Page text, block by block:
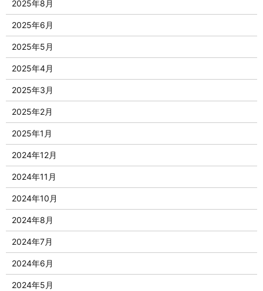
2025年8月
2025年6月
2025年5月
2025年4月
2025年3月
2025年2月
2025年1月
2024年12月
2024年11月
2024年10月
2024年8月
2024年7月
2024年6月
2024年5月